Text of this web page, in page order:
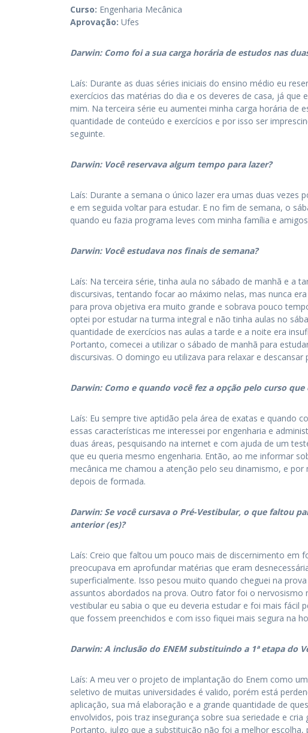
Curso: Engenharia Mecânica
Aprovação: Ufes
Darwin: Como foi a sua carga horária de estudos nas
Laís: Durante as duas séries iniciais do ensino médio eu
exercícios das matérias do dia e os deveres de casa, já
mim. Na terceira série eu aumentei minha carga horária de
quantidade de conteúdo e exercícios e por isso ser
seguinte.
Darwin: Você reservava algum tempo para lazer?
Laís: Durante a semana o único lazer era umas duas vezes
e em seguida voltar para estudar. E no fim de semana, o
quando eu fazia programa leves com minha família e
Darwin: Você estudava nos finais de semana?
Laís: Na terceira série, tinha aula no sábado de manhã e a
discursivas, tentando focar ao máximo nelas, mas nunca
para prova objetiva era muito grande e sobrava pouco
optei por estudar na turma integral e não tinha aulas no
quantidade de exercícios nas aulas a tarde e a noite era
Portanto, comecei a utilizar o sábado de manhã para
discursivas. O domingo eu utilizava para relaxar e descansar
Darwin: Como e quando você fez a opção pelo curso
Laís: Eu sempre tive aptidão pela área de exatas e quando
essas características me interessei por engenharia e
duas áreas, pesquisando na internet e com ajuda de um
que eu queria mesmo engenharia. Então, ao me informar
mecânica me chamou a atenção pelo seu dinamismo, e
depois de formada.
Darwin: Se você cursava o Pré-Vestibular, o que faltou
anterior (es)?
Laís: Creio que faltou um pouco mais de discernimento em
preocupava em aprofundar matérias que eram
superficialmente. Isso pesou muito quando cheguei na
assuntos abordados na prova. Outro fator foi o nervosismo
vestibular eu sabia o que eu deveria estudar e foi mais fácil
que fossem preenchidos e com isso fiquei mais segura na
Darwin: A inclusão do ENEM substituindo a 1ª etapa do
Laís: A meu ver o projeto de implantação do Enem como
seletivo de muitas universidades é valido, porém está
aplicação, sua má elaboração e a grande quantidade de
envolvidos, pois traz insegurança sobre sua seriedade e
Portanto, julgo que a substituição não foi a melhor escolha,